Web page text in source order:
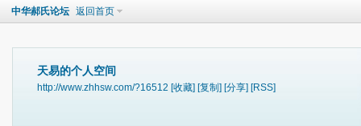
中华郝氏论坛 返回首页
天易的个人空间
http://www.zhhsw.com/?16512 [收藏] [复制] [分享] [RSS]